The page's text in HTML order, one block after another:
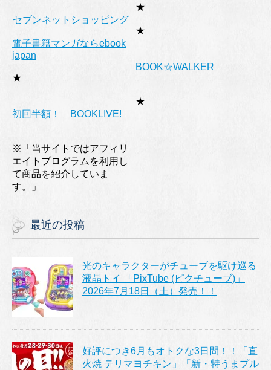
★
セブンネットショッピング
★
電子書籍マンガならebook
japan
★
BOOK☆WALKER
★
初回半額！ BOOKLIVE!
※「当サイトではアフィリ
エイトプログラムを利用し
て商品を紹介していま
す。」
最近の投稿
光のキャラクターがチューブを駆け巡る
液晶トイ 「PixTube (ピクチューブ)」
2026年7月18日（土）発売！！
好評につき6月もオトクな3日間！！「直
火焼 テリマヨチキン」「新・特うまプル